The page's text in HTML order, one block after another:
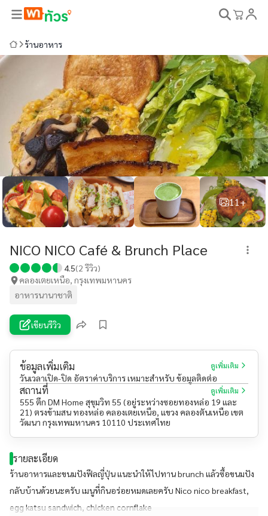
ร้านอาหาร
11+
NICO NICO Café & Brunch Place
4.5(2 รีวิว)
คลองเตยเหนือ, กรุงเทพมหานคร
อาหารนานาชาติ
เขียนรีวิว
ข้อมูลเพิ่มเติม ดูเพิ่มเติม
วันเวลาเปิด-ปิด อัตราค่าบริการ เหมาะสำหรับ ข้อมูลติดต่อ
สถานที่ ดูเพิ่มเติม
555 ตึก DM Home สุขุมวิท 55 (อยู่ระหว่างซอยทองหล่อ 19 และ
21) ตรงข้ามสน ทองหล่อ คลองเตยเหนือ, แขวง คลองตันเหนือ เขต
วัฒนา กรุงเทพมหานคร 10110 ประเทศไทย
รายละเอียด
ร้านอาหารและขนมปังฟีลญี่ปุ่น แนะนำให้ไปทาน brunch แล้วซื้อขนมปัง
กลับบ้านด้วยนะครับ เมนูที่กินอร่อยหมดเลยครับ Nico nico breakfast,
egg katsu sandwich, chicken cornflake